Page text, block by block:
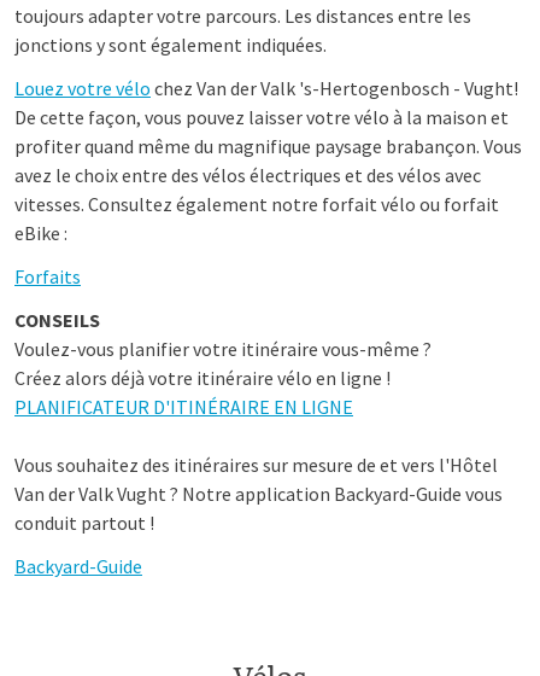
toujours adapter votre parcours. Les distances entre les
jonctions y sont également indiquées.
Louez votre vélo chez Van der Valk 's-Hertogenbosch - Vught!
De cette façon, vous pouvez laisser votre vélo à la maison et
profiter quand même du magnifique paysage brabançon. Vous
avez le choix entre des vélos électriques et des vélos avec
vitesses. Consultez également notre forfait vélo ou forfait
eBike :
Forfaits
CONSEILS
Voulez-vous planifier votre itinéraire vous-même ?
Créez alors déjà votre itinéraire vélo en ligne !
PLANIFICATEUR D'ITINÉRAIRE EN LIGNE
Vous souhaitez des itinéraires sur mesure de et vers l'Hôtel
Van der Valk Vught ? Notre application Backyard-Guide vous
conduit partout !
Backyard-Guide